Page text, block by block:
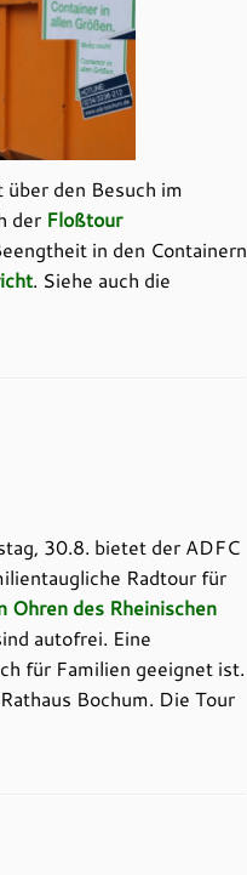
den Besuch im
der Floßtour
in den Containern
. Siehe auch die
30.8. bietet der ADFC
Radtour für
Ohren des Rheinischen
autofrei. Eine
für Familien geeignet ist.
Bochum. Die Tour